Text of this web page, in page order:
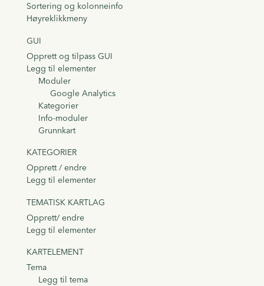
Sortering og kolonneinfo
Høyreklikkmeny
GUI
Opprett og tilpass GUI
Legg til elementer
Moduler
Google Analytics
Kategorier
Info-moduler
Grunnkart
KATEGORIER
Opprett / endre
Legg til elementer
TEMATISK KARTLAG
Opprett/ endre
Legg til elementer
KARTELEMENT
Tema
Legg til tema